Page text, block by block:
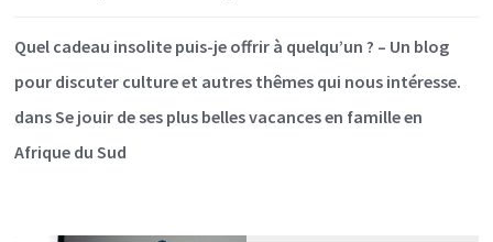
Quel cadeau insolite puis-je offrir à quelqu’un ? – Un blog
pour discuter culture et autres thêmes qui nous intéresse.
dansSe jouir de ses plus belles vacances en famille en
Afrique du Sud